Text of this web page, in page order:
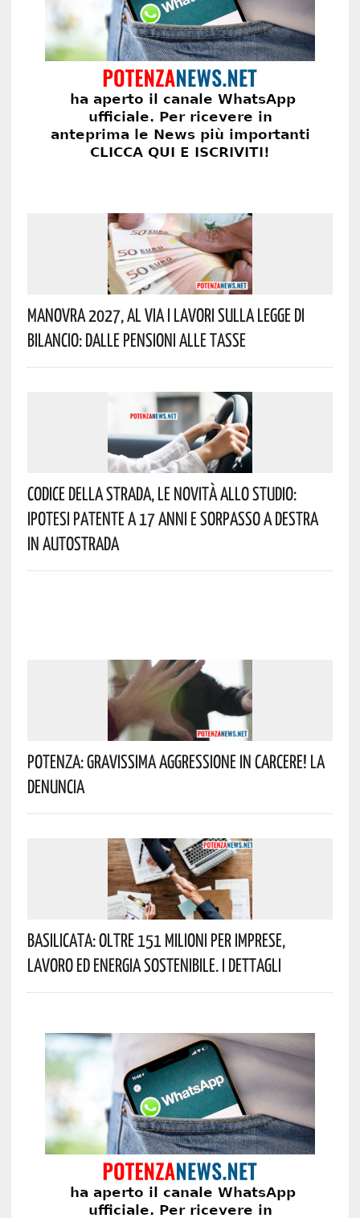
Manovra 2027, Al Via I Lavori Sulla Legge Di
Bilancio: Dalle Pensioni Alle Tasse
Codice Della Strada, Le Novità Allo Studio:
Ipotesi Patente A 17 Anni E Sorpasso A Destra
In Autostrada
Potenza: Gravissima Aggressione In Carcere! La
Denuncia
Basilicata: Oltre 151 Milioni Per Imprese,
Lavoro Ed Energia Sostenibile. I Dettagli